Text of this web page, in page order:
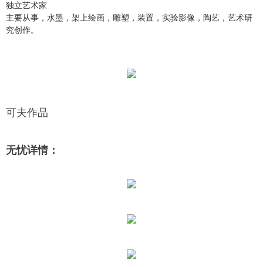
独立艺术家
主要从事，水墨，架上绘画，雕塑，装置，实验影像，陶艺，艺术研
究创作。
可夫作品
无忧详情：